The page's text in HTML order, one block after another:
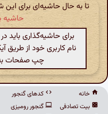
تا به حال حاشیه‌ای برای
حاشیه
برای حاشیه‌گذاری باید
نام کاربری خود از
چپ صفحات به
خانه
بیت تصادفی
کدهای گنجور
گنجور رومیزی